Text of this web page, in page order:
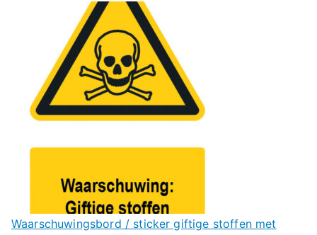
Waarschuwingsbord / sticker giftige stoffen met